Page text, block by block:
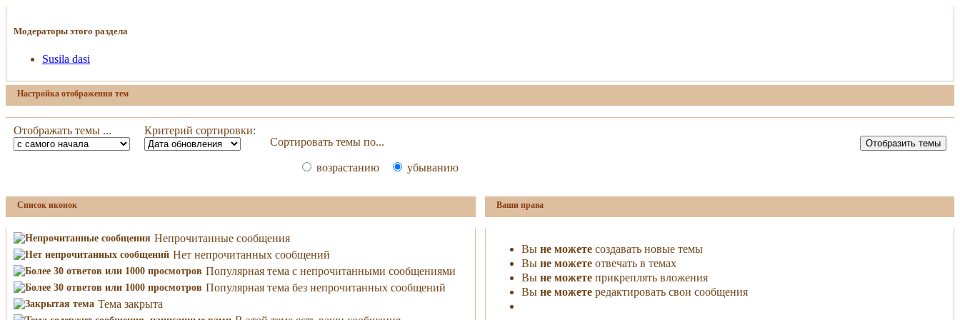
Модераторы этого раздела
Susila dasi
Настройка отображения тем
Отображать темы ...
Критерий сортировки:
Сортировать темы по...
возрастанию убыванию
Список иконок
Непрочитанные сообщения
Нет непрочитанных сообщений
Популярная тема с непрочитанными сообщениями
Популярная тема без непрочитанных сообщений
Тема закрыта
Ваши права
Вы не можетесоздавать новые темы
Вы не можетеотвечать в темах
Вы не можетеприкреплять вложения
Вы не можетередактировать свои сообщения